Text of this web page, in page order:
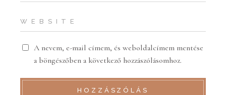
A nevem, e-mail címem, és weboldalcímem mentése
a böngészőben a következő hozzászólásomhoz.
HOZZÁSZÓLÁS